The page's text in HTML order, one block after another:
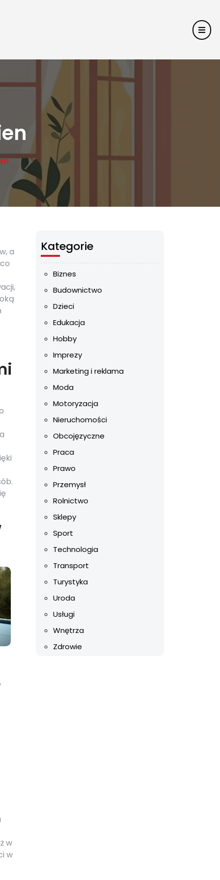
a
w
w
Kategorie
Biznes
Budownictwo
Dzieci
Edukacja
Hobby
Imprezy
Marketing i reklama
Moda
Motoryzacja
Nieruchomości
Obcojęzyczne
Praca
Prawo
Przemysł
Rolnictwo
Sklepy
Sport
Technologia
Transport
Turystyka
Uroda
Usługi
Wnętrza
Zdrowie